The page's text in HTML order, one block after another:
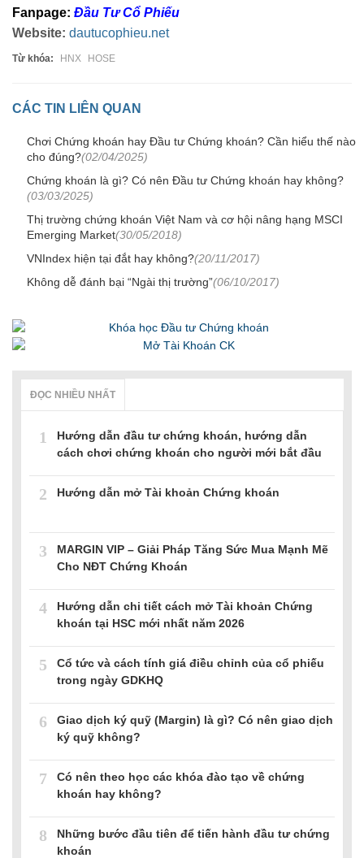
Fanpage: Đầu Tư Cổ Phiếu
Website: dautucophieu.net
Từ khóa: HNX HOSE
CÁC TIN LIÊN QUAN
Chơi Chứng khoán hay Đầu tư Chứng khoán? Cần hiểu thế nào
cho đúng?(02/04/2025)
Chứng khoán là gì? Có nên Đầu tư Chứng khoán hay không?
(03/03/2025)
Thị trường chứng khoán Việt Nam và cơ hội nâng hạng MSCI
Emerging Market(30/05/2018)
VNIndex hiện tại đắt hay không?(20/11/2017)
Không dễ đánh bại “Ngài thị trường”(06/10/2017)
ĐỌC NHIỀU NHẤT
1
Hướng dẫn đầu tư chứng khoán, hướng dẫn
cách chơi chứng khoán cho người mới bắt đầu
2 Hướng dẫn mở Tài khoản Chứng khoán
3
MARGIN VIP – Giải Pháp Tăng Sức Mua Mạnh Mẽ
Cho NĐT Chứng Khoán
4
Hướng dẫn chi tiết cách mở Tài khoản Chứng
khoán tại HSC mới nhất năm 2026
5
Cổ tức và cách tính giá điều chỉnh của cổ phiếu
trong ngày GDKHQ
6
Giao dịch ký quỹ (Margin) là gì? Có nên giao dịch
ký quỹ không?
7
Có nên theo học các khóa đào tạo về chứng
khoán hay không?
8
Những bước đầu tiên để tiến hành đầu tư chứng
khoán